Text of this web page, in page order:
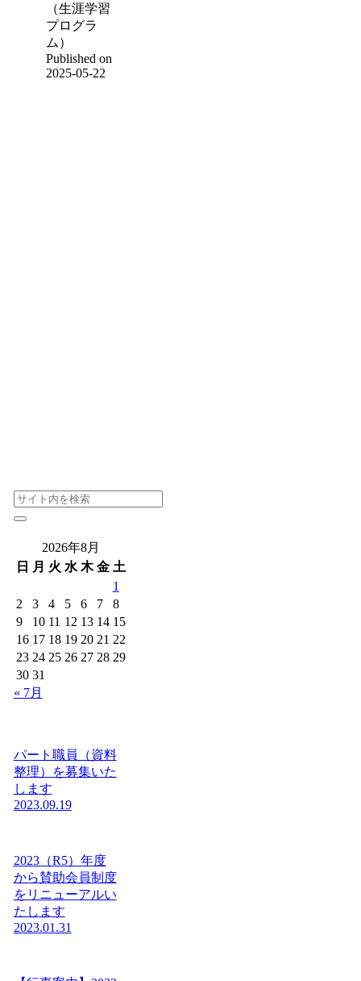
（生涯学習
プログラ
ム）
Published on
2025-05-22
2026年8月
日
月 火 水 木 金 土
1
2
3 4 5 6 7
8
9
10 11 12 13 14 15
16 17 18 19 20 21 22
23 24 25 26 27 28 29
30 31
« 7月
パート職員（資料
整理）を募集いた
します
2023.09.19
2023（R5）年度
から賛助会員制度
をリニューアルい
たします
2023.01.31